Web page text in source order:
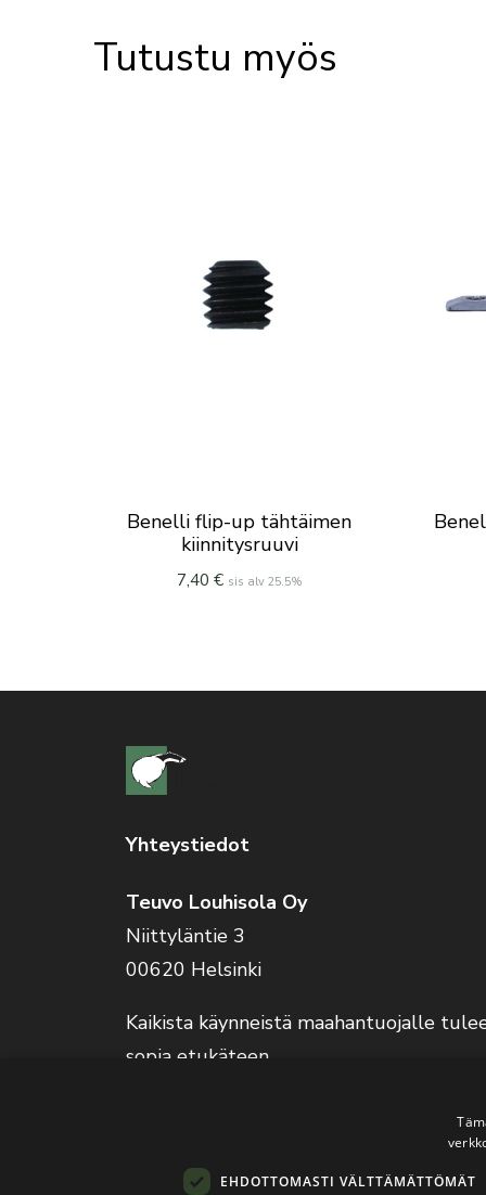
Tutustu myös
Benelli flip-up tähtäimen
kiinnitysruuvi
7,40 € sis alv 25.5%
Yhteystiedot
Teuvo Louhisola Oy
Niittyläntie 3
00620 Helsinki
Kaikista käynneistä maahantuojalle
sopia etukäteen.
EHDOTTOMASTI VÄLTTÄMÄTTÖMÄT